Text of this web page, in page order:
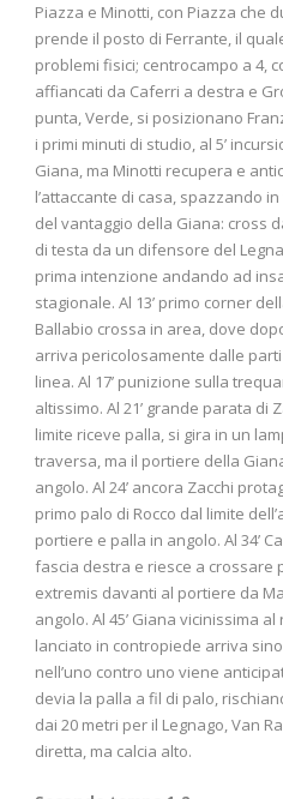
Piazza e Minotti, con Piazza che
prende il posto di Ferrante, il
problemi fisici; centrocampo a 4,
affiancati da Caferri a destra e
punta, Verde, si posizionano
i primi minuti di studio, al 5’
Giana, ma Minotti recupera e
l’attaccante di casa, spazzando in
del vantaggio della Giana: cross
di testa da un difensore del
prima intenzione andando ad
stagionale. Al 13’ primo corner
Ballabio crossa in area, dove
arriva pericolosamente dalle
linea. Al 17’ punizione sulla
altissimo. Al 21’ grande parata di
limite riceve palla, si gira in un
traversa, ma il portiere della
angolo. Al 24’ ancora Zacchi
primo palo di Rocco dal limite
portiere e palla in angolo. Al 34’
fascia destra e riesce a crossare
extremis davanti al portiere da
angolo. Al 45’ Giana vicinissima
lanciato in contropiede arriva
nell’uno contro uno viene
devia la palla a fil di palo,
dai 20 metri per il Legnago, Van
diretta, ma calcia alto.